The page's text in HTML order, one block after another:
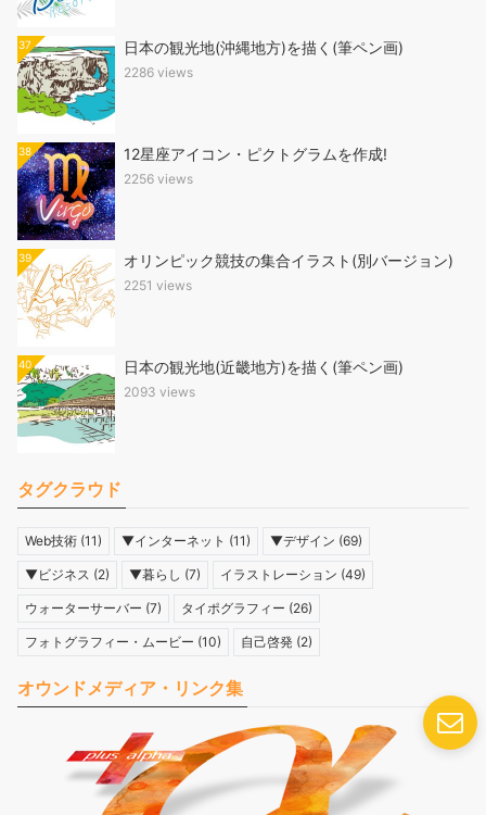
37 日本の観光地(沖縄地方)を描く(筆ペン画)
2286 views
38 12星座アイコン・ピクトグラムを作成!
2256 views
39 オリンピック競技の集合イラスト(別バージョン)
2251 views
40 日本の観光地(近畿地方)を描く(筆ペン画)
2093 views
タグクラウド
Web技術 (11) ▼インターネット (11) ▼デザイン (69)
▼ビジネス (2) ▼暮らし (7) イラストレーション (49)
ウォーターサーバー (7) タイポグラフィー (26)
フォトグラフィー・ムービー (10) 自己啓発 (2)
オウンドメディア・リンク集